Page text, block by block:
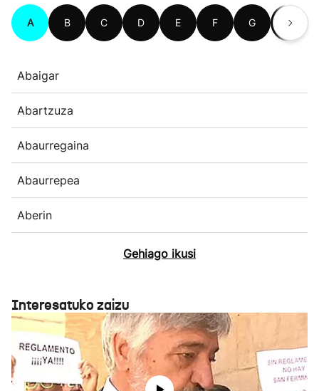
A B C D E F G H
Abaigar
Abartzuza
Abaurregaina
Abaurrepea
Aberin
Gehiago ikusi
Interesatuko zaizu